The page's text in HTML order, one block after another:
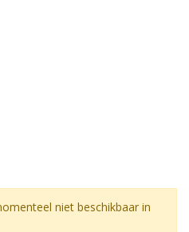
niet beschikbaar in